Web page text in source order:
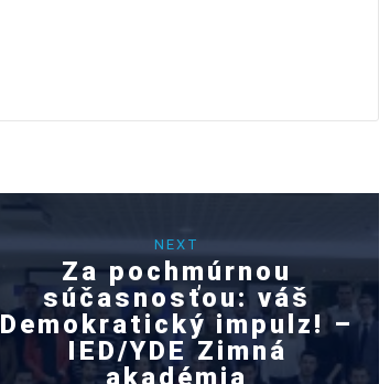
NEXT
Za pochmúrnou
súčasnosťou: váš
Demokratický impulz! –
IED/YDE Zimná
akadémia